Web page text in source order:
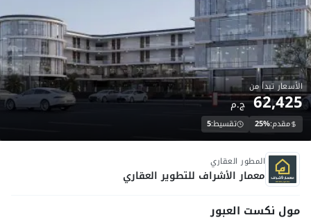
تحت الانشاء
الأسعار تبدأ من
62,425 ج.م
مقدم:25% تقسيط:5
المطور العقاري
معمار الأشراف للتطوير العقاري
مول نكست العبور